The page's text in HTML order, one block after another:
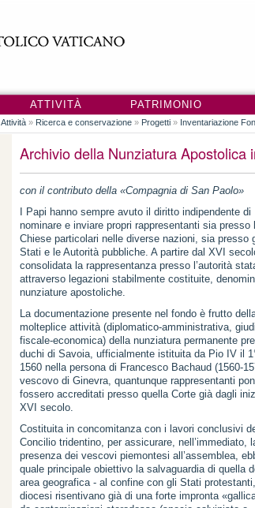
ATTIVITÀ PATRIMONIO
Attività » Ricerca e conservazione » Progetti » Inventariazione
Archivio della Nunziatura Apostolica
con il contributo della «Compagnia di San Paolo»
I Papi hanno sempre avuto il diritto indipendente di
nominare e inviare propri rappresentanti sia presso
Chiese particolari nelle diverse nazioni, sia presso
Stati e le Autorità pubbliche. A partire dal XVI
consolidata la rappresentanza presso l’autorità
attraverso legazioni stabilmente costituite,
nunziature apostoliche.
La documentazione presente nel fondo è frutto
molteplice attività (diplomatico-amministrativa,
fiscale-economica) della nunziatura permanente
duchi di Savoia, ufficialmente istituita da Pio IV il
1560 nella persona di Francesco Bachaud (1560-
vescovo di Ginevra, quantunque rappresentanti
fossero accreditati presso quella Corte già dagli
XVI secolo.
Costituita in concomitanza con i lavori conclusivi
Concilio tridentino, per assicurare, nell’immediato,
presenza dei vescovi piemontesi all’assemblea,
quale principale obiettivo la salvaguardia di quella
area geografica - al confine con gli Stati
diocesi risentivano già di una forte impronta